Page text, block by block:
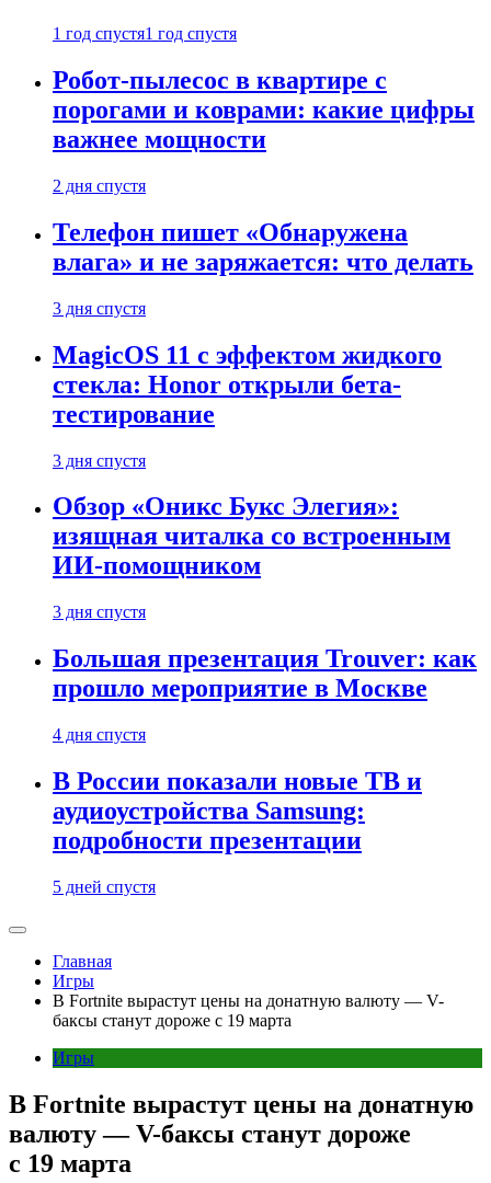
1 год спустя1 год спустя
Робот-пылесос в квартире с
порогами и коврами: какие цифры
важнее мощности
2 дня спустя
Телефон пишет «Обнаружена
влага» и не заряжается: что делать
3 дня спустя
MagicOS 11 с эффектом жидкого
стекла: Honor открыли бета-
тестирование
3 дня спустя
Обзор «Оникс Букс Элегия»:
изящная читалка со встроенным
ИИ-помощником
3 дня спустя
Большая презентация Trouver: как
прошло мероприятие в Москве
4 дня спустя
В России показали новые ТВ и
аудиоустройства Samsung:
подробности презентации
5 дней спустя
Главная
Игры
В Fortnite вырастут цены на донатную валюту — V-
баксы станут дороже с 19 марта
Игры
В Fortnite вырастут цены на донатную
валюту — V-баксы станут дороже
с 19 марта